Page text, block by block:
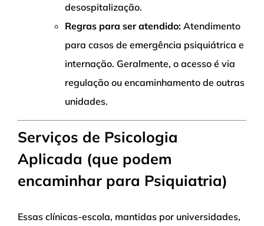
desospitalização.
Regras para ser atendido: Atendimento
para casos de emergência psiquiátrica e
internação. Geralmente, o acesso é via
regulação ou encaminhamento de outras
unidades.
Serviços de Psicologia
Aplicada (que podem
encaminhar para Psiquiatria)
Essas clínicas-escola, mantidas por universidades,